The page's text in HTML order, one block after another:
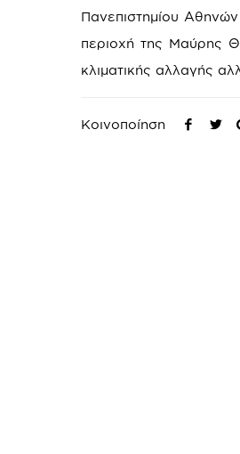
Πανεπιστημίου
περιοχή της Μαύρης
κλιματικής αλλαγής
Κοινοποίηση